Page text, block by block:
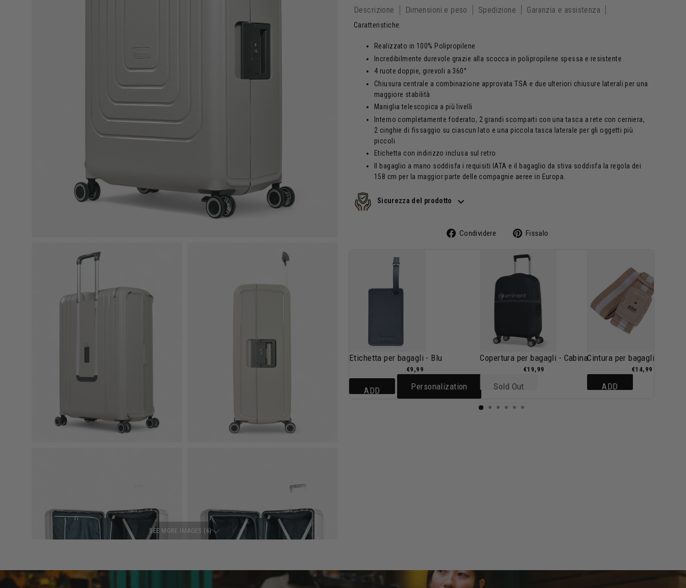
SEE MORE IMAGES (6)
Descrizione Dimensioni e peso Spedizione Garanzia e assistenza
Caratteristiche:
Realizzato in 100% Polipropilene
Incredibilmente durevole grazie alla scocca in polipropilene spessa e resistente
4 ruote doppie, girevoli a 360°
Chiusura centrale a combinazione approvata TSA e due ulteriori chiusure laterali per una
maggiore stabilità
Maniglia telescopica a più livelli
Interno completamente foderato, 2 grandi scomparti con una tasca a rete con cerniera,
2 cinghie di fissaggio su ciascun lato e una piccola tasca laterale per gli oggetti più
piccoli
Etichetta con indirizzo inclusa sul retro
Il bagaglio a mano soddisfa i requisiti IATA e il bagaglio da stiva soddisfa la regola dei
158 cm per la maggior parte delle compagnie aeree in Europa.
Sicurezza del prodotto
Condividere
Condividi
Facebook
Fissalo
Etichetta per bagagli - Blu
€9,99
ADD Personalization
Copertura per bagagli - Cabina
€19,99
Sold Out
Cintura per bagagli -
€14,99
ADD